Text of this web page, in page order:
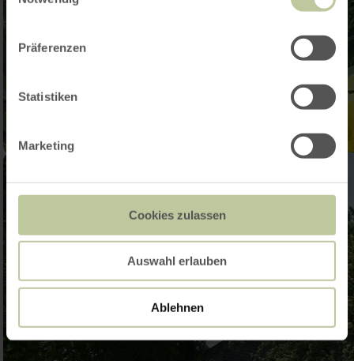
Präferenzen
Statistiken
Marketing
Cookies zulassen
Auswahl erlauben
Ablehnen